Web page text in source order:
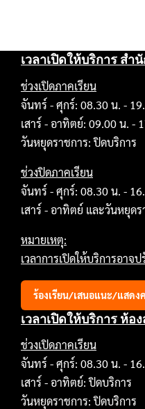
เวลาเปิดให้บริการ สำ
ช่วงเปิดภาคเรียน
จันทร์ - ศุกร์: 08.30 น. -
เสาร์ - อาทิตย์: 09.00 น. -
วันหยุดราชการ: ปิดบริการ
ช่วงปิดภาคเรียน
จันทร์ - ศุกร์: 08.30 น. -
เสาร์ - อาทิตย์ และวันหยุด
หมายเหตุ:
เวลาการเปิดให้บริการอาจ
ร้องเรียน/เสนอแนะ/แสดง
เวลาเปิดให้บริการ ห้
ช่วงเปิดภาคเรียน
จันทร์ - ศุกร์: 08.30 น. -
เสาร์ - อาทิตย์: ปิดบริการ
วันหยุดราชการ: ปิดบริการ